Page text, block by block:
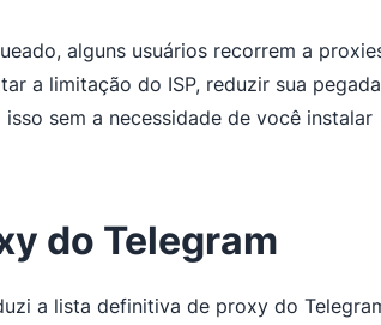
alguns usuários recorrem a
a limitação do ISP, reduzir sua pegada
sem a necessidade de você instalar
do Telegram
a lista definitiva de proxy do